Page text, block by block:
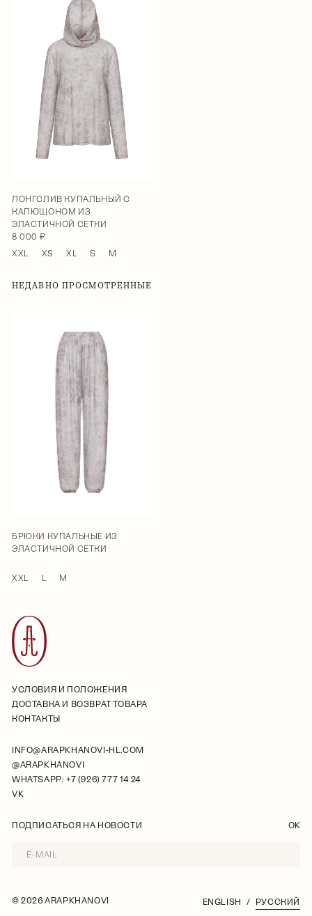
ЛОНГСЛИВ КУПАЛЬНЫЙ С
КАПЮШОНОМ ИЗ
ЭЛАСТИЧНОЙ СЕТКИ
8 000 ₽
XXL
XS XL S M
НЕДАВНО ПРОСМОТРЕННЫЕ
БРЮКИ КУПАЛЬНЫЕ ИЗ
ЭЛАСТИЧНОЙ СЕТКИ
XXL L M
УСЛОВИЯ И ПОЛОЖЕНИЯ
ДОСТАВКА И ВОЗВРАТ ТОВАРА
КОНТАКТЫ
INFO@ARAPKHANOVI-HL.COM
@ARAPKHANOVI
WHATSAPP: +7 (926) 777 14 24
VK
ПОДПИСАТЬСЯ НА НОВОСТИ OK
ENGLISH РУССКИЙ
© 2026 ARAPKHANOVI